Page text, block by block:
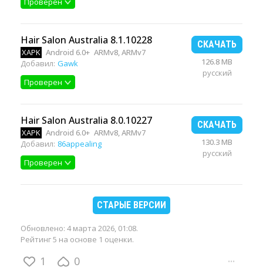
Hair Salon Australia 8.1.10228
XAPK Android 6.0+ ARMv8, ARMv7
Добавил: Gawk
Проверен
СКАЧАТЬ
126.8 MB
русский
Hair Salon Australia 8.0.10227
XAPK Android 6.0+ ARMv8, ARMv7
Добавил: 86appealing
Проверен
СКАЧАТЬ
130.3 MB
русский
СТАРЫЕ ВЕРСИИ
Обновлено: 4 марта 2026, 01:08.
Рейтинг 5 на основе 1 оценки.
1 0 ···